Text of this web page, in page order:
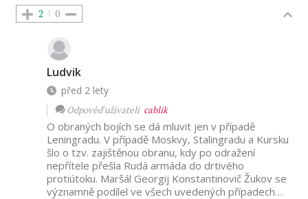
2 0
Ludvik
před 2 lety
Odpověď uživateli cablik
O obraných bojích se dá mluvit jen v případě
Leningradu. V případě Moskvy, Stalingradu a Kursku
šlo o tzv. zajištěnou obranu, kdy po odražení
nepřítele přešla Rudá armáda do drtivého
protiútoku. Maršál Georgij Konstantinovič Žukov se
významně podílel ve všech uvedených případech…